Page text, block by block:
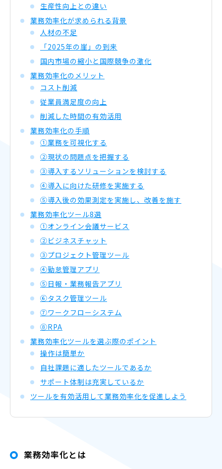
生産性向上との違い
業務効率化が求められる背景
人材の不足
「2025年の崖」の到来
国内市場の縮小と国際競争の激化
業務効率化のメリット
コスト削減
従業員満足度の向上
削減した時間の有効活用
業務効率化の手順
①業務を可視化する
②現状の問題点を把握する
③導入するソリューションを検討する
④導入に向けた研修を実施する
⑤導入後の効果測定を実施し、改善を施す
業務効率化ツール8選
①オンライン会議サービス
②ビジネスチャット
③プロジェクト管理ツール
④勤怠管理アプリ
⑤日報・業務報告アプリ
⑥タスク管理ツール
⑦ワークフローシステム
⑧RPA
業務効率化ツールを選ぶ際のポイント
操作は簡単か
自社課題に適したツールであるか
サポート体制は充実しているか
ツールを有効活用して業務効率化を促進しよう
業務効率化とは